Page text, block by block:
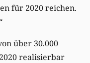
für 2020 reichen.
über 30.000
realisierbar